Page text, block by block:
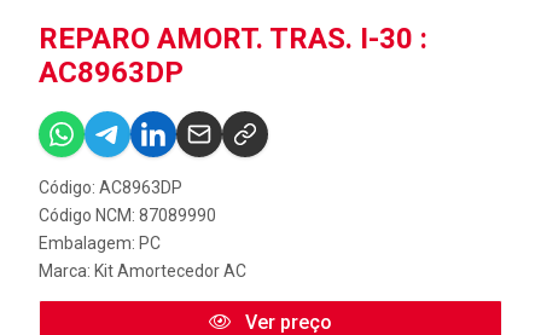
REPARO AMORT. TRAS. I-30 :
AC8963DP
Código: AC8963DP
Código NCM: 87089990
Embalagem: PC
Marca: Kit Amortecedor AC
Ver preço